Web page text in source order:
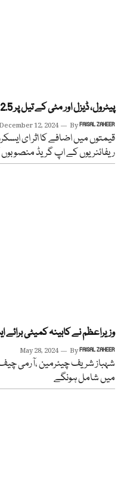
پیٹرول، ڈیزل اور مٹی کے تیل پر 2.5 روپے فی لٹر بڑھانے کا فیصلہ
December 12, 2024 ByFAISAL ZAHEER
قیمتوں میں اضافے کا اثر ای
ریفائنریوں کے اپ گریڈ
وزیراعظم نے کابینہ کمیٹی
May 28, 2024 ByFAISAL ZAHEER
شہباز شریف چیئرمین ،آرمی چیف
میں شامل ہونگے